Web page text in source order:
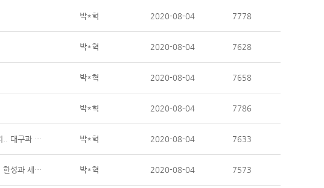
박*혁 2020-08-04 7778
박*혁 2020-08-04 7628
박*혁 2020-08-04 7658
박*혁 2020-08-04 7786
[베리타스 알파] [단독] 2020 지스트대학 등록자 세종영재 1위.. 대구과 광주과 외대부 공주사대부 톱5 박*혁 2020-08-04 7633
[베리타스 알파] [단독] 2020 포스텍 등록자 부산일과고 1위.. 한성과 세종과 상산 울산과 한국영재 톱5 박*혁 2020-08-04 7573